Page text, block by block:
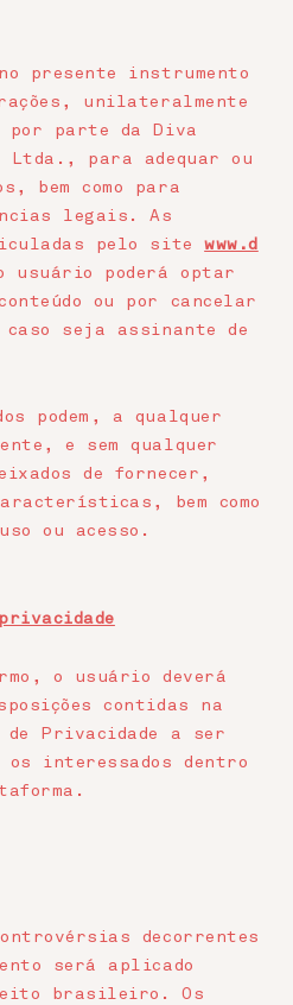
presente instrumento
unilateralmente
por parte da Diva
para adequar ou
bem como para
legais. As
pelo sitewww.d
usuário poderá optar
ou por cancelar
seja assinante de
podem, a qualquer
e sem qualquer
de fornecer,
bem como
ou acesso.
o usuário deverá
contidas na
Privacidade a ser
os interessados dentro
decorrentes
será aplicado
brasileiro. Os